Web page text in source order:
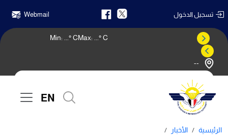
تسجيل الدخول Webmail
--
Max: ° C
Min: ° C
EN
الرئيسية
الأخبار